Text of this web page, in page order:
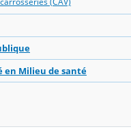
en Milieu de santé